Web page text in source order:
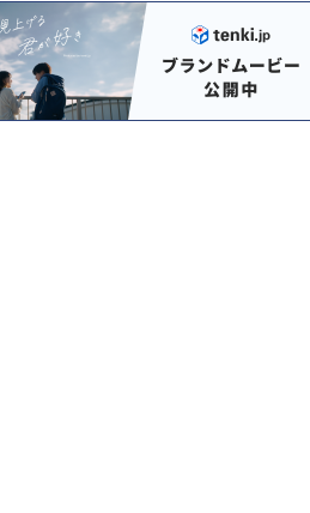
23日08:43
26日まで初夏の陽気 27日から雨・
風が強まる 桜の開花ラッシュへ 2
週間天気